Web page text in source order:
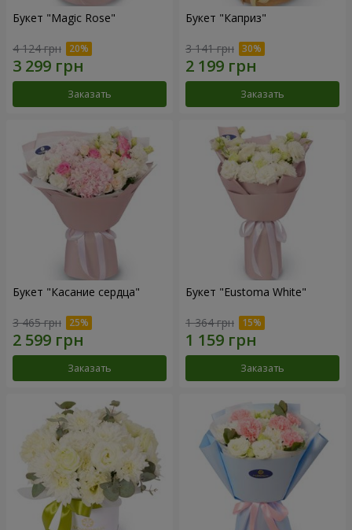
Букет "Magic Rose"
4 124 грн
Заказать
Букет "Каприз"
3 141 грн
Заказать
Букет "Касание сердца"
3 465 грн
Заказать
Букет "Eustoma White"
1 364 грн
Заказать